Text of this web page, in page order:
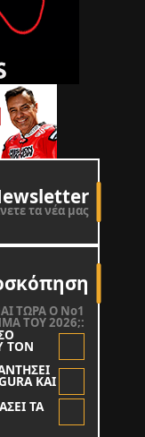
τα νέα μας
ΤΩΡΑ Ο Νο1
ΤΟΥ 2026;:
ΤΟΝ
KAI
ΤΑ